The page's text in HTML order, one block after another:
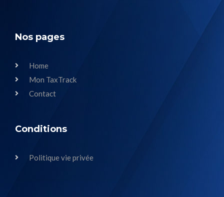
Nos pages
Home
Mon TaxTrack
Contact
Conditions
Politique vie privée